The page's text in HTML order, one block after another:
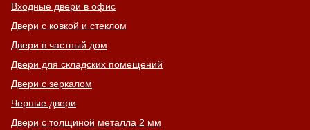
Входные двери в офис
Двери с ковкой и стеклом
Двери в частный дом
Двери для складских помещений
Двери с зеркалом
Черные двери
Двери с толщиной металла 2 мм